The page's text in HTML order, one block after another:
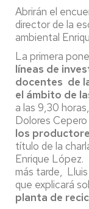
Abrirán el
director de la
ambiental
La primera
líneas de
docentes de
el ámbito de
a las 9,30
Dolores
los
título de la
Enrique López.
más tarde,
que explicará
planta de